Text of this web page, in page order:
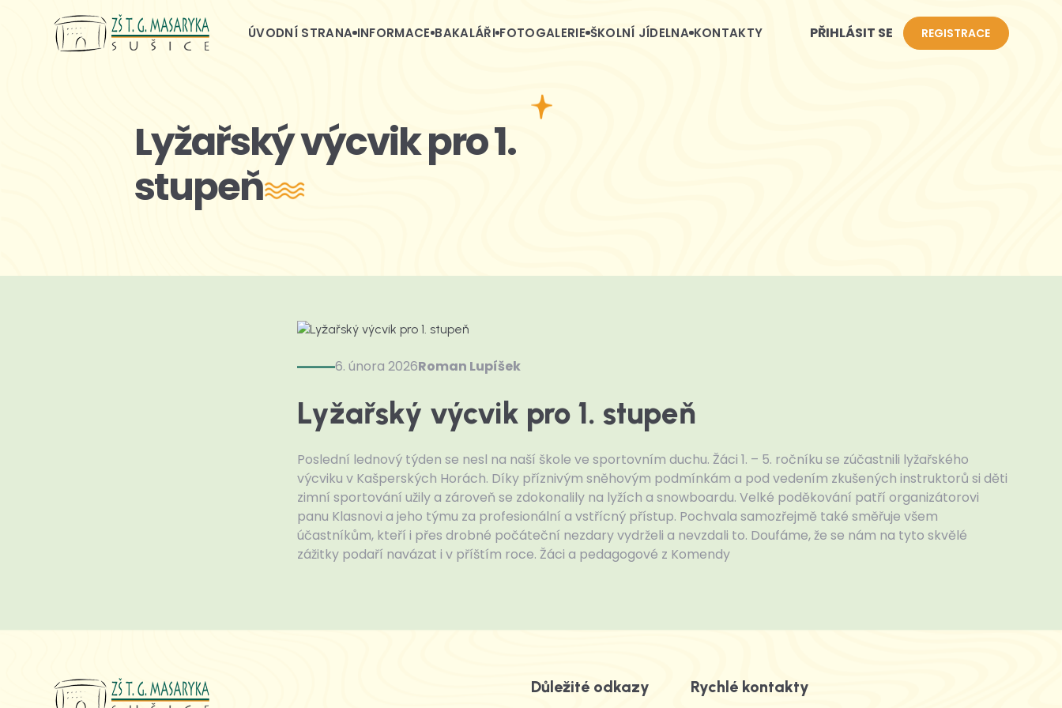
ÚVODNÍ STRANA INFORMACE BAKALÁŘI FOTOGALERIE ŠKOLNÍ JÍDELNA KONTAKTY PŘIHLÁSIT SE REGISTRACE
Lyžařský výcvik pro 1.
stupeň
6. února 2026Roman Lupíšek
Lyžařský výcvik pro 1. stupeň
Poslední lednový týden se nesl na naší škole ve sportovním duchu. Žáci 1. – 5. ročníku se zúčastnili lyžařského
výcviku v Kašperských Horách. Díky příznivým sněhovým podmínkám a pod vedením zkušených instruktorů si děti
zimní sportování užily a zároveň se zdokonalily na lyžích a snowboardu. Velké poděkování patří organizátorovi
panu Klasnovi a jeho týmu za profesionální a vstřícný přístup. Pochvala samozřejmě také směřuje všem
účastníkům, kteří i přes drobné počáteční nezdary vydrželi a nevzdali to. Doufáme, že se nám na tyto skvělé
zážitky podaří navázat i v příštím roce. Žáci a pedagogové z Komendy
Důležité odkazy Rychlé kontakty